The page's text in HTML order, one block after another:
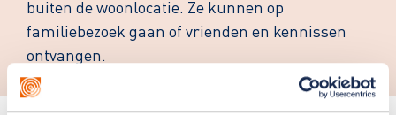
buiten de woonlocatie. Ze kunnen op
familiebezoek gaan of vrienden en kennissen
ontvangen.